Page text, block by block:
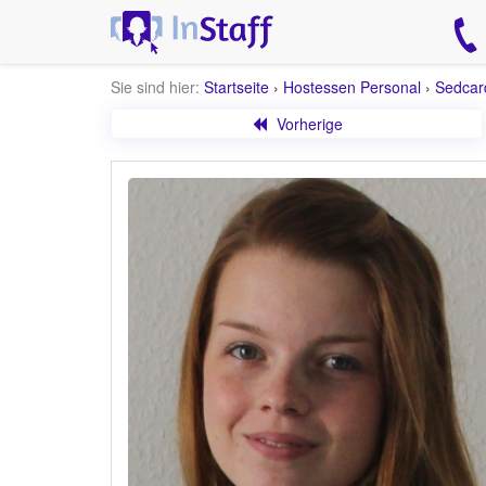
Sie sind hier: Startseite › Hostessen Personal ›
Vorherige